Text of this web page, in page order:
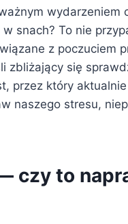
wydarzeniem
snach? To nie
z poczuciem
zbliżający się
przez który
naszego stresu,
czy to